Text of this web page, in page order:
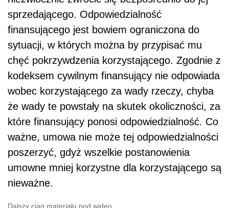
sprzedającego. Odpowiedzialność
finansującego jest bowiem ograniczona do
sytuacji, w których można by przypisać mu
chęć pokrzywdzenia korzystającego. Zgodnie z
kodeksem cywilnym finansujący nie odpowiada
wobec korzystającego za wady rzeczy, chyba
że wady te powstały na skutek okoliczności, za
które finansujący ponosi odpowiedzialność. Co
ważne, umowa nie może tej odpowiedzialności
poszerzyć, gdyż wszelkie postanowienia
umowne mniej korzystne dla korzystającego są
nieważne.
Dalszy ciąg materiału pod wideo